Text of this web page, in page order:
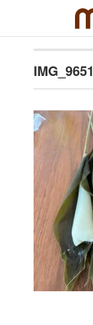
IMG_9651